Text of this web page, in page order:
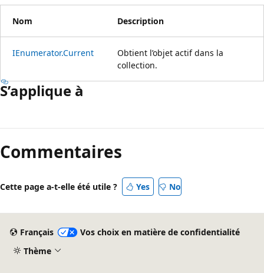
Nom Description
IEnumerator.Current
Obtient l’objet actif dans la
collection.
S’applique à
lecture
désactivé
Commentaires
Cette page a-t-elle été utile ? Yes No
Français
Vos choix en matière de confidentialité
Thème